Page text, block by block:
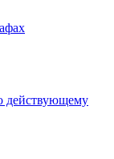
действующему